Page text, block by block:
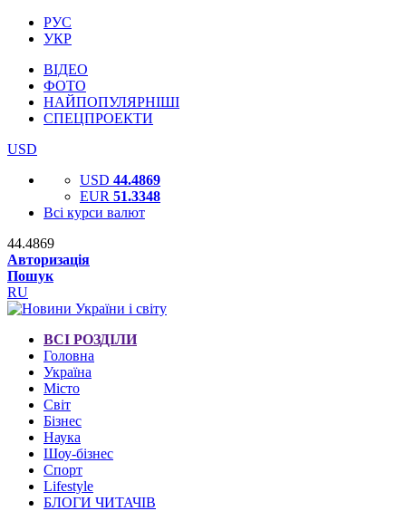
РУС
УКР
ВІДЕО
ФОТО
НАЙПОПУЛЯРНІШІ
СПЕЦПРОЕКТИ
USD
USD 44.4869
EUR 51.3348
Всі курси валют
44.4869
Авторизація
Пошук
RU
ВСІ РОЗДІЛИ
Головна
Україна
Місто
Світ
Бізнес
Наука
Шоу-бізнес
Спорт
Lifestyle
БЛОГИ ЧИТАЧІВ